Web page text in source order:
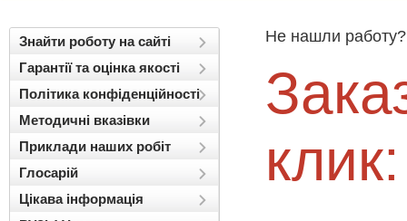
Знайти роботу на сайті
Гарантії та оцінка якості
Політика конфіденційності
Методичні вказівки
Приклади наших робіт
Глосарій
Цікава інформація
Не нашли работу?